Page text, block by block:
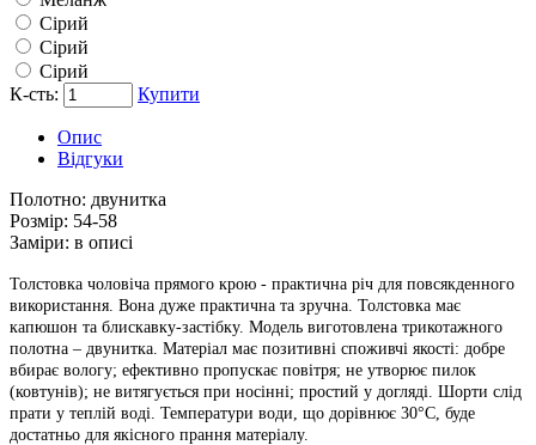
Сірий
Сірий
Сірий
К-сть:
Купити
Опис
Відгуки
Полотно: двунитка
Розмір: 54-58
Заміри: в описі
Толстовка чоловіча прямого крою - практична річ для повсякденного
використання. Вона дуже практична та зручна. Толстовка має
капюшон та блискавку-застібку. Модель виготовлена ​​трикотажного
полотна – двунитка. Матеріал має позитивні споживчі якості: добре
вбирає вологу; ефективно пропускає повітря; не утворює пилок
(ковтунів); не витягується при носінні; простий у догляді. Шорти слід
прати у теплій воді. Температури води, що дорівнює 30°C, буде
достатньо для якісного прання матеріалу.